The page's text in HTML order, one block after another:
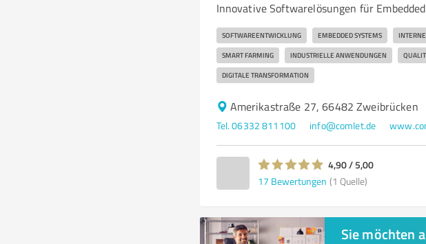
Innovative Softwarelösungen für
SOFTWAREENTWICKLUNG EMBEDDED SYSTEMS
SMART FARMING INDUSTRIELLE ANWENDUNGEN
DIGITALE TRANSFORMATION
Amerikastraße 27, 66482 Zweibrücken
Tel. 06332 811100 info@comlet.de
4,90 / 5,00
17 Bewertungen (1 Quelle)
Sie möchten